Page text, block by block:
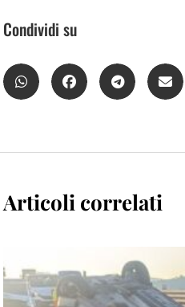
Condividi su
Articoli correlati